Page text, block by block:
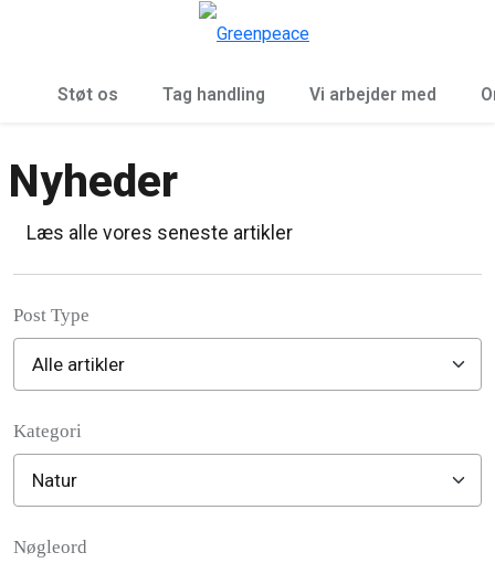
Støt os Tag handling Vi arbejder med
Nyheder
Læs alle vores seneste artikler
Post Type
Kategori
Nøgleord